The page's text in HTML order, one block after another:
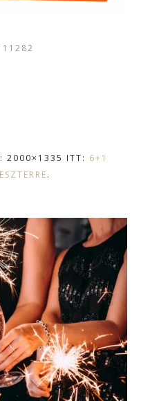
11282
2000×1335 ITT: 6+1
.